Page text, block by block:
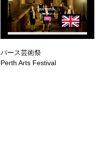
パース芸術祭
Perth Arts Festival